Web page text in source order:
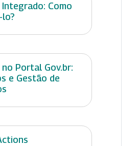
Como
Portal Gov.br:
e Gestão de